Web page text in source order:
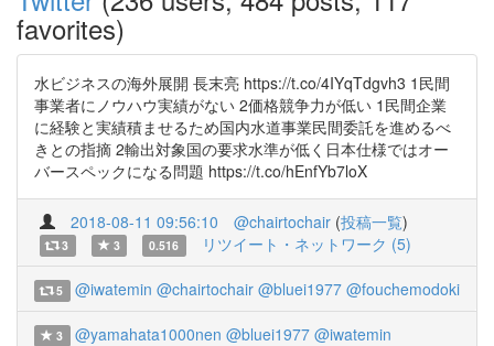
favorites)
水ビジネスの海外展開 長末亮 https://t.co/4IYqTdgvh3 1民間
事業者にノウハウ実績がない 2価格競争力が低い 1民間企業
に経験と実績積ませるため国内水道事業民間委託を進めるべ
きとの指摘 2輸出対象国の要求水準が低く日本仕様ではオー
バースペックになる問題 https://t.co/hEnfYb7loX
2018-08-11 09:56:10 @chairtochair (投稿一覧)
3 3 0.516 リツイート・ネットワーク (5)
5 @iwatemin @chairtochair @bluei1977 @fouchemodoki
3 @yamahata1000nen @bluei1977 @iwatemin